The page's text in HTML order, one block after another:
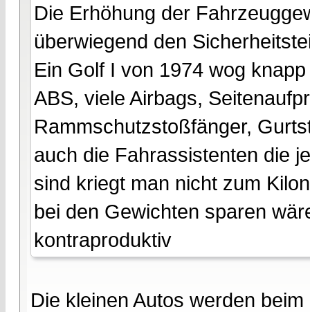
Die Erhöhung der
überwiegend den
Ein Golf I von 1974 wog
ABS, viele Airbags,
Rammschutzstoßfänger,
auch die Fahrassistenten die
sind kriegt man nicht zum
bei den Gewichten sparen
kontraproduktiv
Die kleinen Autos werden